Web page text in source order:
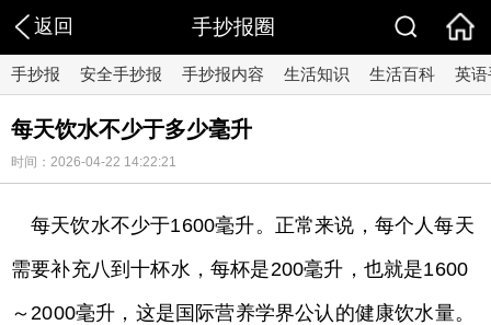
返回 手抄报圈
手抄报 安全手抄报 手抄报内容 生活知识 生活百科 英
每天饮水不少于多少毫升
时间：2026-04-22 14:22:21
每天饮水不少于1600毫升。正常来说，每个人每天
需要补充八到十杯水，每杯是200毫升，也就是1600
～2000毫升，这是国际营养学界公认的健康饮水量。